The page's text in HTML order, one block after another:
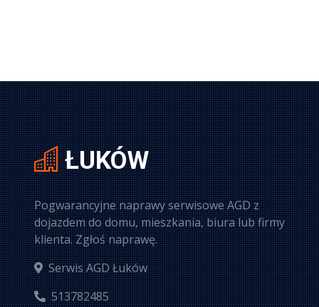
ŁUKÓW
Pogwarancyjne naprawy serwisowe AGD z
dojazdem do domu, mieszkania, biura lub firmy
klienta. Zgłoś naprawę.
Serwis AGD Łuków
513782485